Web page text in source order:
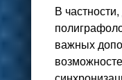
В
важных